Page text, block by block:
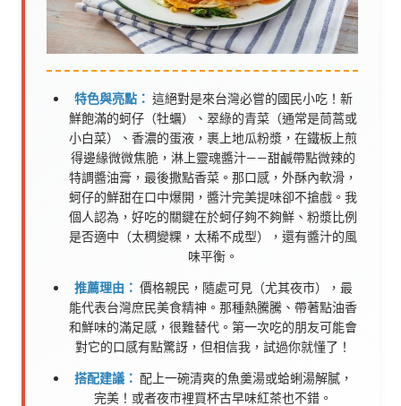
特色與亮點： 這絕對是來台灣必嘗的國民小吃！新
鮮飽滿的蚵仔（牡蠣）、翠綠的青菜（通常是茼蒿或
小白菜）、香濃的蛋液，裹上地瓜粉漿，在鐵板上煎
得邊緣微微焦脆，淋上靈魂醬汁——甜鹹帶點微辣的
特調醬油膏，最後撒點香菜。那口感，外酥內軟滑，
蚵仔的鮮甜在口中爆開，醬汁完美提味卻不搶戲。我
個人認為，好吃的關鍵在於蚵仔夠不夠鮮、粉漿比例
是否適中（太稠變粿，太稀不成型），還有醬汁的風
味平衡。
推薦理由： 價格親民，隨處可見（尤其夜市），最
能代表台灣庶民美食精神。那種熱騰騰、帶著點油香
和鮮味的滿足感，很難替代。第一次吃的朋友可能會
對它的口感有點驚訝，但相信我，試過你就懂了！
搭配建議： 配上一碗清爽的魚羹湯或蛤蜊湯解膩，
完美！或者夜市裡買杯古早味紅茶也不錯。